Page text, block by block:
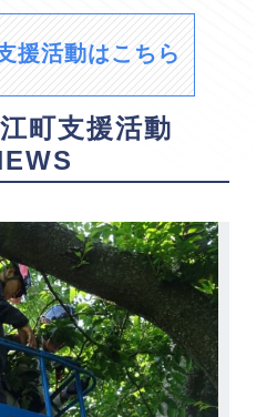
援活動はこちら
町支援活動